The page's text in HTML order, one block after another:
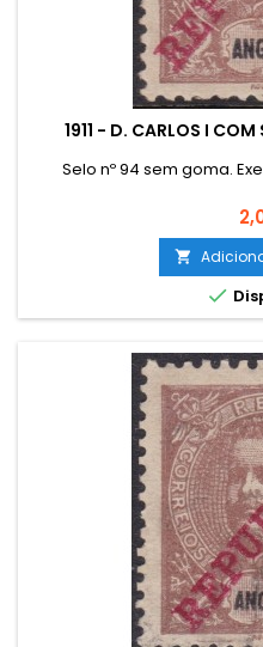
1911 - D. CARLOS I COM
Selo nº 94 sem goma.

